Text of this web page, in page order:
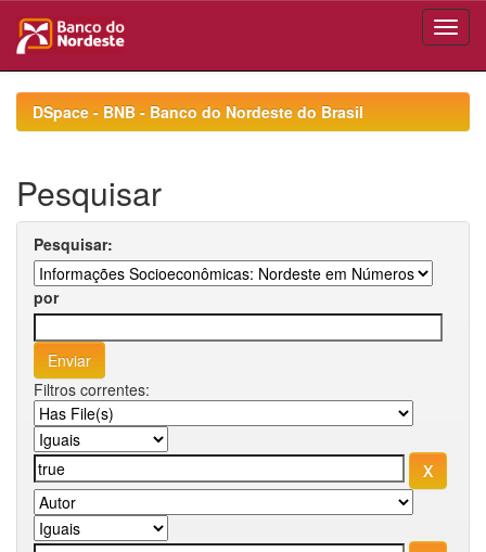
navigationDSpace - BNB - Banco do Nordeste do Brasil
Pesquisar
Pesquisar:
por
Filtros correntes: